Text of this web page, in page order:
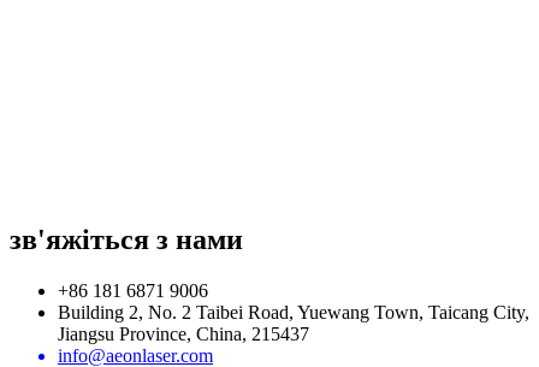
зв'яжіться з нами
+86 181 6871 9006
Building 2, No. 2 Taibei Road, Yuewang Town, Taicang City,
Jiangsu Province, China, 215437
info@aeonlaser.com